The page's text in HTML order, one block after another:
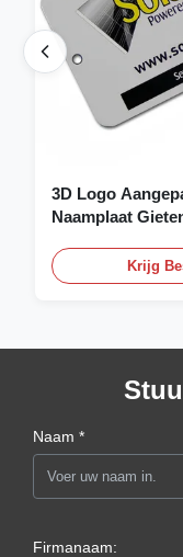
3D Logo
Naamplaat
Krijg
Naam *
Firmanaam: